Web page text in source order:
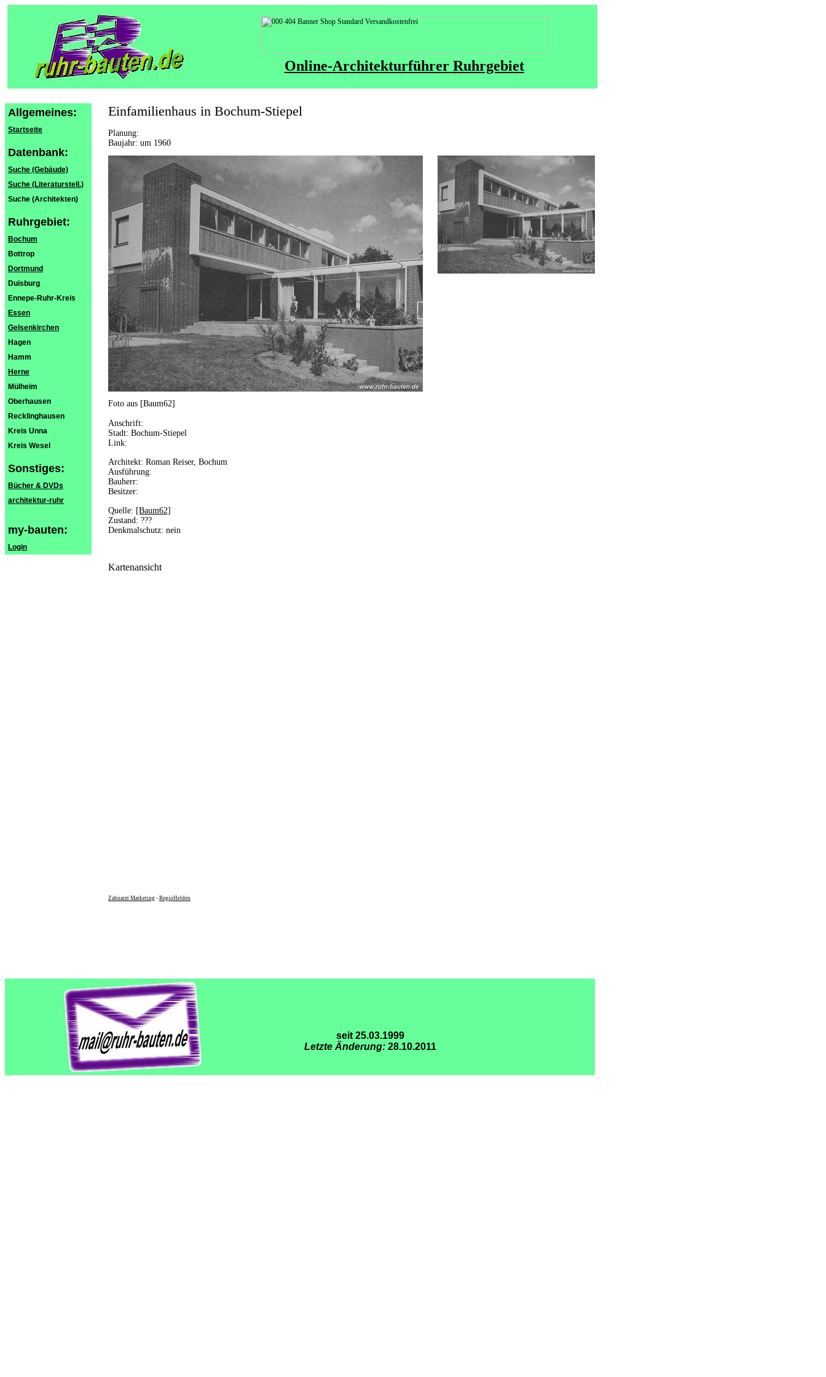
Online-Architekturführer Ruhrgebiet
Allgemeines:
Startseite
Datenbank:
Suche (Gebäude)
Suche (Literaturstell.)
Suche (Architekten)
Ruhrgebiet:
Bochum
Bottrop
Dortmund
Duisburg
Ennepe-Ruhr-Kreis
Essen
Gelsenkirchen
Hagen
Hamm
Herne
Mülheim
Oberhausen
Recklinghausen
Kreis Unna
Kreis Wesel
Sonstiges:
Bücher & DVDs
architektur-ruhr
my-bauten:
Login
Einfamilienhaus in Bochum-Stiepel
Planung:
Baujahr: um 1960
Foto aus [Baum62]
Anschrift:
Stadt: Bochum-Stiepel
Link:
Architekt: Roman Reiser, Bochum
Ausführung:
Bauherr:
Besitzer:
Quelle: [Baum62]
Zustand: ???
Denkmalschutz: nein
Kartenansicht
Zahnarzt Marketing - RegioHelden
seit 25.03.1999
Letzte Änderung: 28.10.2011